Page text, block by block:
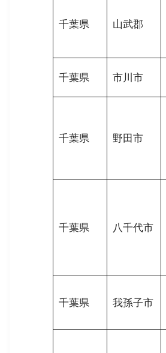
千葉県 山武郡
千葉県 市川市
千葉県 野田市
千葉県 八千代市
千葉県 我孫子市